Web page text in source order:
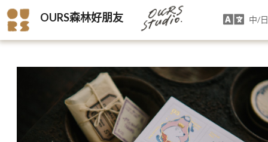
OURS森林好朋友 中/